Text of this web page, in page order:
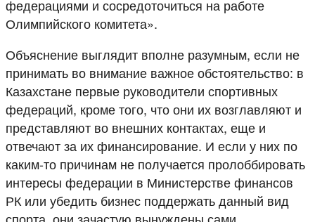
федерациями и сосредоточиться на работе
Олимпийского комитета».
Объяснение выглядит вполне разумным, если не
принимать во внимание важное обстоятельство: в
Казахстане первые руководители спортивных
федераций, кроме того, что они их возглавляют и
представляют во внешних контактах, еще и
отвечают за их финансирование. И если у них по
каким-то причинам не получается пролоббировать
интересы федерации в Министерстве финансов
РК или убедить бизнес поддержать данный вид